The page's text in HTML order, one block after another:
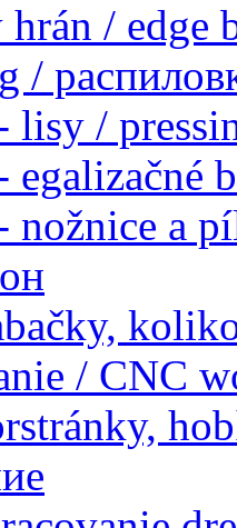
/ edge
/
lisy /
egalizačné
nožnice a
/ CNC